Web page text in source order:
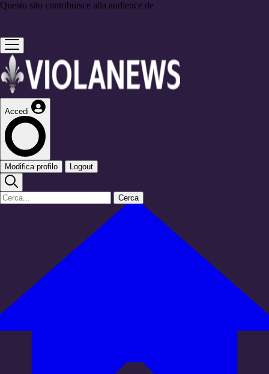
Questo sito contribuisce alla audience de
Accedi
Modifica profilo Logout
Cerca